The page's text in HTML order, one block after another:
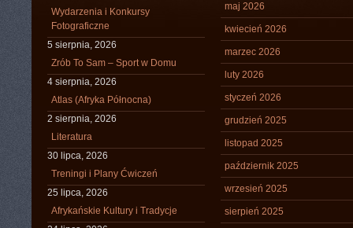
Wydarzenia i Konkursy
Fotograficzne
5 sierpnia, 2026
Zrób To Sam – Sport w Domu
4 sierpnia, 2026
Atlas (Afryka Północna)
2 sierpnia, 2026
Literatura
30 lipca, 2026
Treningi i Plany Ćwiczeń
25 lipca, 2026
Afrykańskie Kultury i Tradycje
maj 2026
kwiecień 2026
marzec 2026
luty 2026
styczeń 2026
grudzień 2025
listopad 2025
październik 2025
wrzesień 2025
sierpień 2025